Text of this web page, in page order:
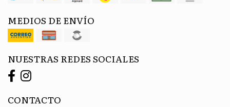
MEDIOS DE ENVÍO
NUESTRAS REDES SOCIALES
CONTACTO